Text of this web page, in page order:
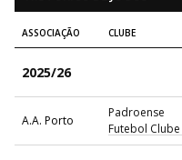
ASSOCIAÇÃO CLUBE
2025/26
A.A. Porto
Padroense
Futebol Clube